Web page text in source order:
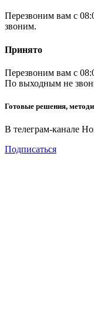
Перезвоним вам с
звоним.
Принято
Перезвоним вам с
По выходным не
Готовые решения,
В телеграм-канале
Подписаться